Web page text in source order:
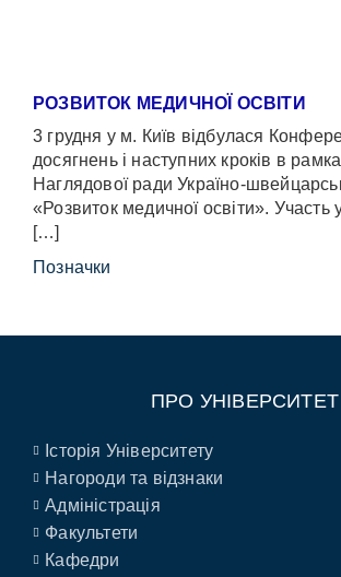
РОЗВИТОК МЕДИЧНОЇ ОСВІТИ
3 грудня у м. Київ відбулася
досягнень і наступних кроків в
Наглядової ради Україно-
«Розвиток медичної освіти». Участь
[…]
Позначки
ПРО УНІВЕРСИТЕТ
Історія Університету
Нагороди та відзнаки
Адміністрація
Факультети
Кафедри